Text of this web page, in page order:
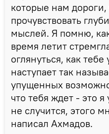
которые нам
прочувствовать
мыслей. Я помню,
время летит
оглянуться, как
наступает так
упущенных
что тебя ждет - это
не случится, этого
написал Ахмадов.